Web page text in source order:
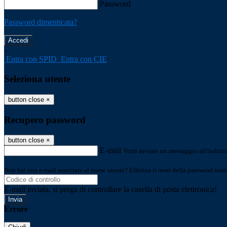
Password
Password dimenticata?
-
Entra con SPID Entra con CIE
Seleziona utente
button close ×
Recupero password
button close ×
E-mail Verrà inviato un messaggio
Non hai una e-mail associata al nome utente? Effettua il reset della password
E-mail inviata, si prega di controllare la casella di posta elettronica!
Errore